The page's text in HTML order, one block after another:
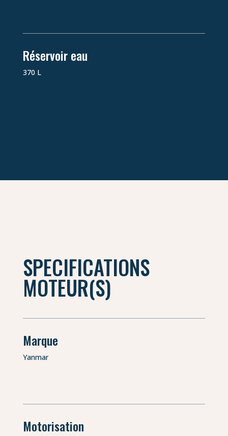
Réservoir eau
370 L
SPECIFICATIONS
MOTEUR(S)
Marque
Yanmar
Motorisation